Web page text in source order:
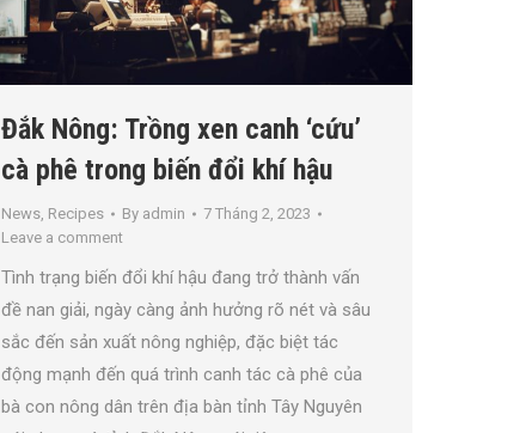
Đắk Nông: Trồng xen canh ‘cứu’
cà phê trong biến đổi khí hậu
News Recipes By admin
7 Tháng 2, 2023
Leave a comment
Tình trạng biến đổi khí hậu đang trở thành vấn
đề nan giải, ngày càng ảnh hưởng rõ nét và sâu
sắc đến sản xuất nông nghiệp, đặc biệt tác
động mạnh đến quá trình canh tác cà phê của
bà con nông dân trên địa bàn tỉnh Tây Nguyên